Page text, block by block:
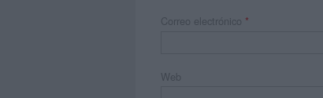
Correo electrónico *
Web